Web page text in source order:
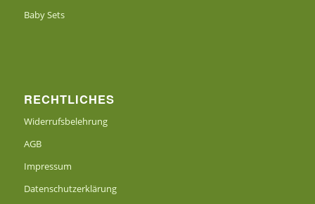
Baby Sets
RECHTLICHES
Widerrufsbelehrung
AGB
Impressum
Datenschutzerklärung